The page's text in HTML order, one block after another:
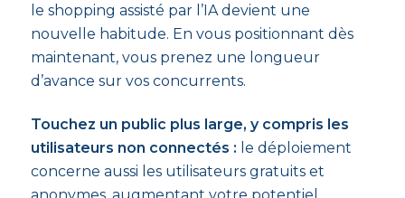
le shopping assisté par l’IA devient une
nouvelle habitude. En vous positionnant dès
maintenant, vous prenez une longueur
d’avance sur vos concurrents.
Touchez un public plus large, y compris les
utilisateurs non connectés : le déploiement
concerne aussi les utilisateurs gratuits et